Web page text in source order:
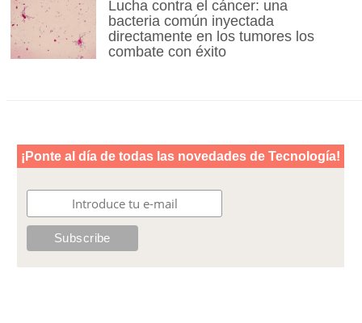
Lucha contra el cáncer: una
bacteria común inyectada
directamente en los tumores los
combate con éxito